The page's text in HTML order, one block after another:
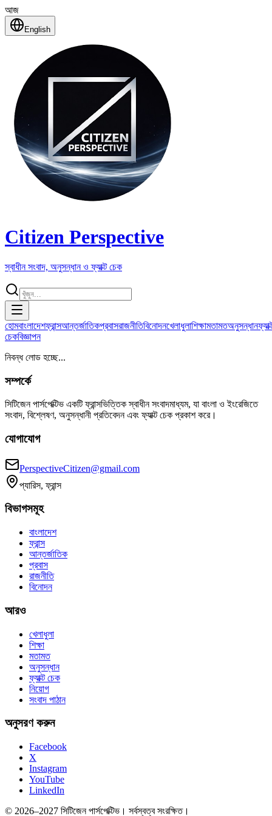
আজ
English
Citizen Perspective
স্বাধীন সংবাদ, অনুসন্ধান ও ফ্যাক্ট চেক
হোমবাংলাদেশফ্রান্সআন্তর্জাতিকপ্রবাসরাজনীতিবিনোদনখেলাধুলাশিক্ষামতামতঅনুসন্ধান
চেকবিজ্ঞাপন
নিবন্ধ লোড হচ্ছে...
সম্পর্কে
সিটিজেন পার্সপেক্টিভ একটি ফ্রান্সভিত্তিক স্বাধীন সংবাদমাধ্যম, যা বাংলা ও ইংরেজিতে
সংবাদ, বিশ্লেষণ, অনুসন্ধানী প্রতিবেদন এবং ফ্যাক্ট চেক প্রকাশ করে।
যোগাযোগ
PerspectiveCitizen@gmail.com
প্যারিস, ফ্রান্স
বিভাগসমূহ
বাংলাদেশ
ফ্রান্স
আন্তর্জাতিক
প্রবাস
রাজনীতি
বিনোদন
আরও
খেলাধুলা
শিক্ষা
মতামত
অনুসন্ধান
ফ্যাক্ট চেক
নিয়োগ
সংবাদ পাঠান
অনুসরণ করুন
Facebook
X
Instagram
YouTube
LinkedIn
© 2026–2027 সিটিজেন পার্সপেক্টিভ। সর্বস্বত্ব সংরক্ষিত।